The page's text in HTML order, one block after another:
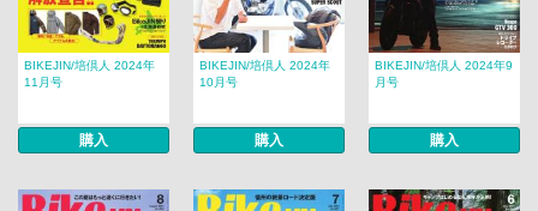
BIKEJIN/培倶人 2024年
11月号
購入
BIKEJIN/培倶人 2024年
10月号
購入
BIKEJIN/培倶人 2024年9
月号
購入